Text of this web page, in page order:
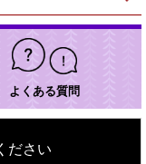
よくある質問
ださい